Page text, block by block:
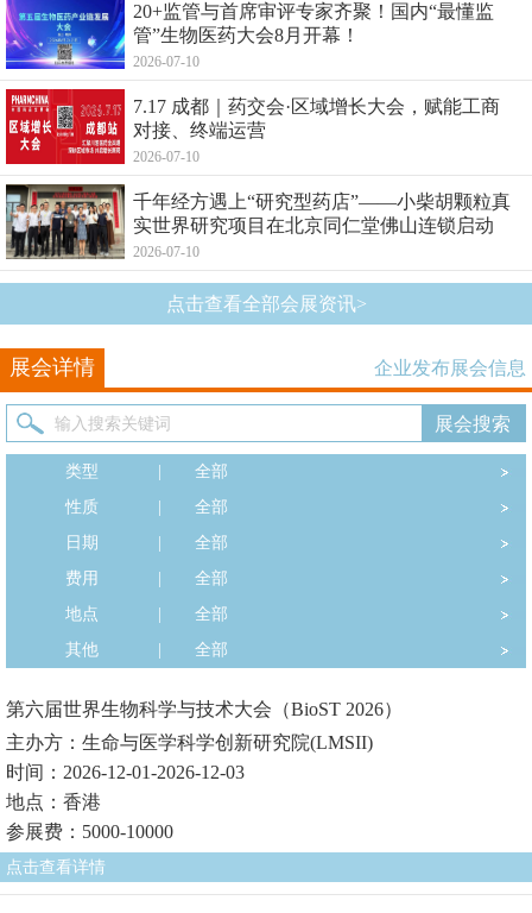
20+监管与首席审评专家齐聚！国内“最懂监
管”生物医药大会8月开幕！
2026-07-10
7.17 成都｜药交会·区域增长大会，赋能工商
对接、终端运营
2026-07-10
千年经方遇上“研究型药店”——小柴胡颗粒真
实世界研究项目在北京同仁堂佛山连锁启动
2026-07-10
点击查看全部会展资讯>
展会详情 企业发布展会信息
类型
全部
性质
全部
日期
全部
费用
全部
地点
全部
其他
全部
第六届世界生物科学与技术大会（BioST 2026）
主办方：生命与医学科学创新研究院(LMSII)
时间：2026-12-01-2026-12-03
地点：香港
参展费：5000-10000
点击查看详情